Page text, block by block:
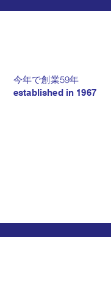
今年で創業59年
established in 1967